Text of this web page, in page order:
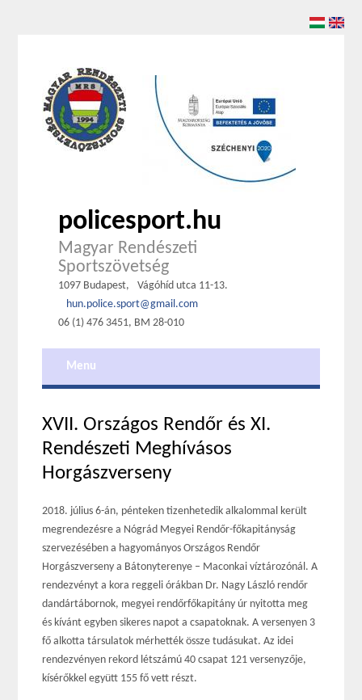
policesport.hu
Magyar Rendészeti
Sportszövetség
1097 Budapest,
Vágóhíd utca 11-13.
hun.police.sport@gmail.com
06 (1) 476 3451, BM 28-010
Menu
XVII. Országos Rendőr és XI.
Rendészeti Meghívásos
Horgászverseny
2018. július 6-án, pénteken tizenhetedik alkalommal került
megrendezésre a Nógrád Megyei Rendőr-főkapitányság
szervezésében a hagyományos Országos Rendőr
Horgászverseny a Bátonyterenye – Maconkai víztározónál. A
rendezvényt a kora reggeli órákban Dr. Nagy László rendőr
dandártábornok, megyei rendőrfőkapitány úr nyitotta meg
és kívánt egyben sikeres napot a csapatoknak. A versenyen 3
fő alkotta társulatok mérhették össze tudásukat. Az idei
rendezvényen rekord létszámú 40 csapat 121 versenyzője,
kísérőkkel együtt 155 fő vett részt.